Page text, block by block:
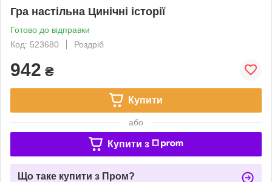
Гра настільна Цинічні історії
Готово до відправки
Код: 523680
Роздріб
942 ₴
Купити
або
Купити з
Що таке купити з Пром?